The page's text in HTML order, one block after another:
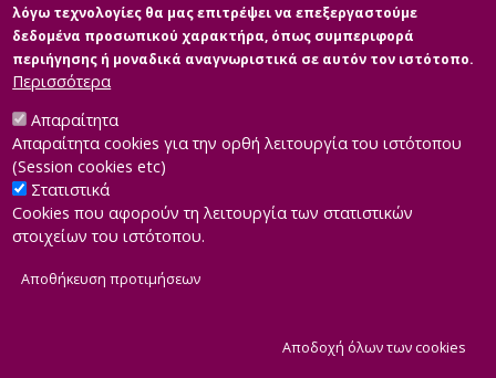
Developed byINTEROPTICS
λόγω τεχνολογίες θα μας επιτρέψει να επεξεργαστούμε
δεδομένα προσωπικού χαρακτήρα, όπως συμπεριφορά
περιήγησης ή μοναδικά αναγνωριστικά σε αυτόν τον ιστότοπο.
Περισσότερα
Απαραίτητα
Απαραίτητα cookies για την ορθή λειτουργία του ιστότοπου
(Session cookies etc)
Στατιστικά
Cookies που αφορούν τη λειτουργία των στατιστικών
στοιχείων του ιστότοπου.
Αποθήκευση προτιμήσεων
Αποδοχή όλων των cookies